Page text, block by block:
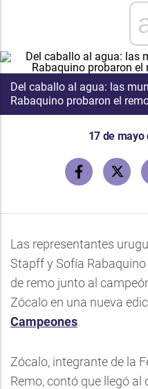
Del caballo al agua: las
Rabaquino probaron el
17 de mayo
Las representantes
Stapff y Sofía
de remo junto al
Zócalo en una nueva
Campeones.
Zócalo, integrante de la
Remo, contó que llegó